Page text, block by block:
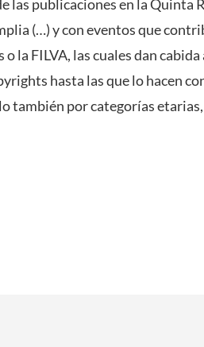
las publicaciones en la
(…) y con eventos que
la FILVA, las cuales dan
hasta las que lo hacen
también por categorías etarias,